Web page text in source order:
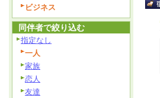
ビジネス
同伴者で絞り込む
指定なし
一人
家族
恋人
友達